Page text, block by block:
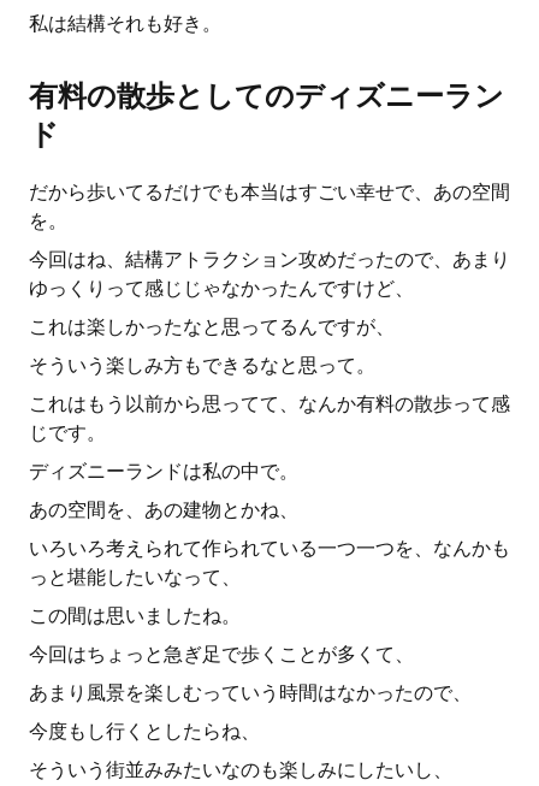
私は結構それも好き。
有料の散歩としてのディズニーラン
ド
だから歩いてるだけでも本当はすごい幸せで、あの空間
を。
今回はね、結構アトラクション攻めだったので、あまり
ゆっくりって感じじゃなかったんですけど、
これは楽しかったなと思ってるんですが、
そういう楽しみ方もできるなと思って。
これはもう以前から思ってて、なんか有料の散歩って感
じです。
ディズニーランドは私の中で。
あの空間を、あの建物とかね、
いろいろ考えられて作られている一つ一つを、なんかも
っと堪能したいなって、
この間は思いましたね。
今回はちょっと急ぎ足で歩くことが多くて、
あまり風景を楽しむっていう時間はなかったので、
今度もし行くとしたらね、
そういう街並みみたいなのも楽しみにしたいし、